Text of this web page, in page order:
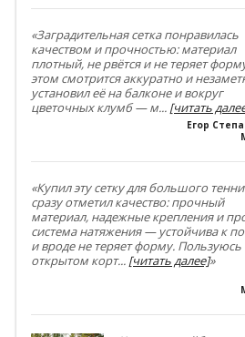
«Заградительная сетка понравилась
качеством и прочностью: материал
плотный, не рвётся и не теряет
этом смотрится аккуратно и
установил её на балконе и вокруг
цветочных клумб — м... [читать
Егор
«Купил эту сетку для большого
сразу отметил качество: прочный
материал, надежные крепления и
система натяжения — устойчива к
и вроде не теряет форму. Пользуюсь
открытом корт... [читать далее]»